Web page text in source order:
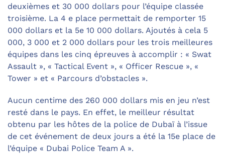
deuxièmes et 30 000 dollars pour l’équipe classée
troisième. La 4 e place permettait de remporter 15
000 dollars et la 5e 10 000 dollars. Ajoutés à cela 5
000, 3 000 et 2 000 dollars pour les trois meilleures
équipes dans les cinq épreuves à accomplir : « Swat
Assault », « Tactical Event », « Officer Rescue », «
Tower » et « Parcours d’obstacles ».
Aucun centime des 260 000 dollars mis en jeu n’est
resté dans le pays. En effet, le meilleur résultat
obtenu par les hôtes de la police de Dubaï à l’issue
de cet événement de deux jours a été la 15e place de
l’équipe « Dubai Police Team A ».